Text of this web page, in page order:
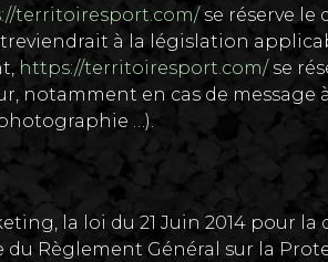
territoiresport.com/se réserve le
à la législation
https://territoiresport.com/se
notamment en cas de message
…).
la loi du 21 Juin 2014 pour la
Règlement Général sur la